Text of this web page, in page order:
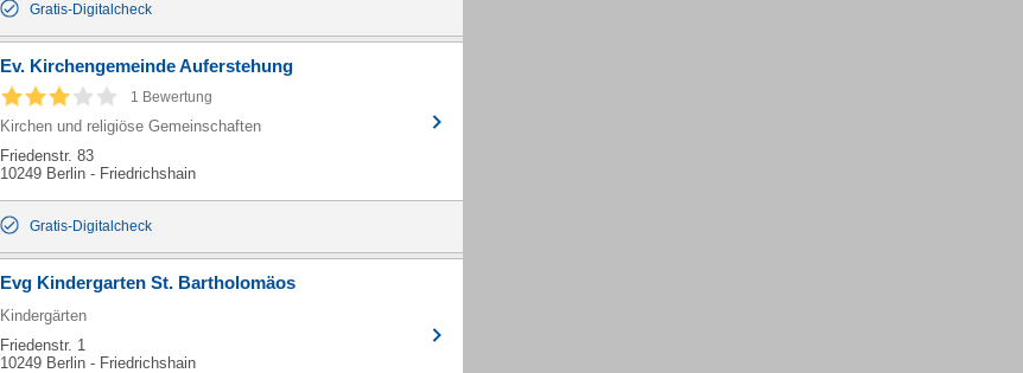
Gratis-Digitalcheck
Ev. Kirchengemeinde Auferstehung
1 Bewertung
Kirchen und religiöse Gemeinschaften
Friedenstr. 83
10249 Berlin - Friedrichshain
Gratis-Digitalcheck
Evg Kindergarten St. Bartholomäos
Kindergärten
Friedenstr. 1
10249 Berlin - Friedrichshain